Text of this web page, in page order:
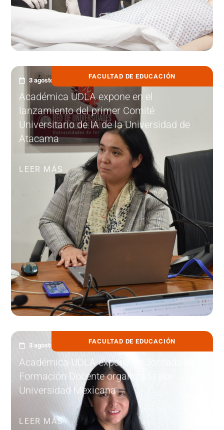
FACULTAD DE EDUCACIÓN
3 agosto, 2026
Académica UDLA expone en el
lanzamiento del primer Comité
Universitario de IA de la Universidad de
Atacama
LEER MÁS
FACULTAD DE EDUCACIÓN
3 agosto, 2026
Académica UDLA expone en Jornada de
Formación Docente organizada por
Universidad Mexicana
LEER MÁS